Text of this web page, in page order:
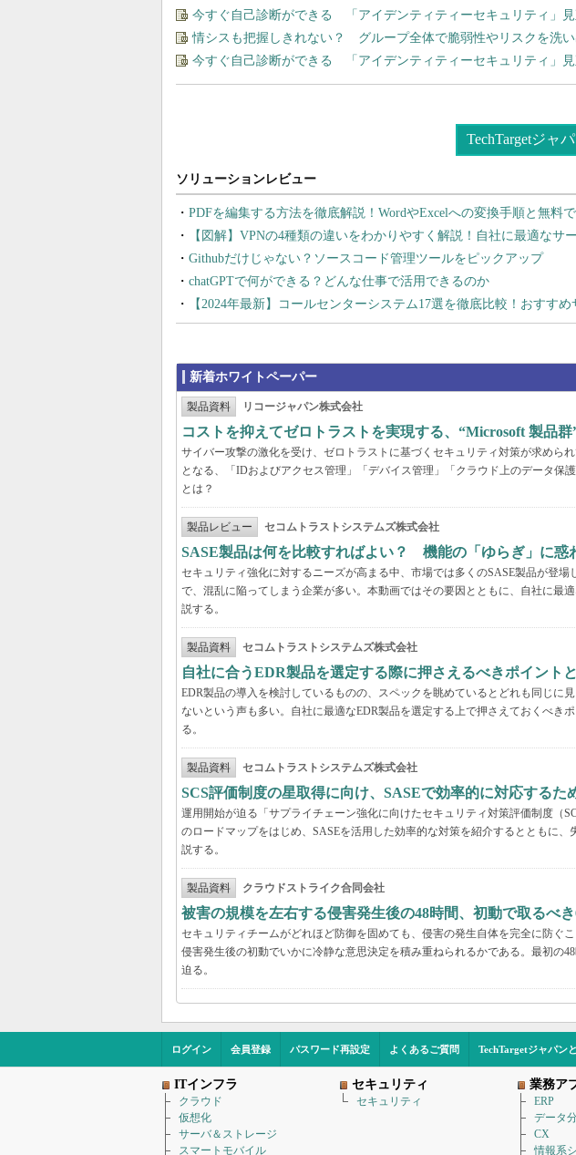
今すぐ自己診断ができる 「アイデンティティーセキュリティ」見
情シスも把握しきれない？ グループ全体で脆弱性やリスクを洗
今すぐ自己診断ができる 「アイデンティティーセキュリティ」見
TechTargetジャ
PDFを編集する方法を徹底解説！WordやExcelへの変換手順と無料
【図解】VPNの4種類の違いをわかりやすく解説！自社に最適なサ
Githubだけじゃない？ソースコード管理ツールをピックアップ
chatGPTで何ができる？どんな仕事で活用できるのか
【2024年最新】コールセンターシステム17選を徹底比較！おすす
新着ホワイトペーパー
製品資料 リコージャパン株式会社
コストを抑えてゼロトラストを実現する、“Microsoft 製品
サイバー攻撃の激化を受け、ゼロトラストに基づくセキュリティ対策が求めら
となる、「IDおよびアクセス管理」「デバイス管理」「クラウド上のデータ保
とは？
製品レビュー セコムトラストシステムズ株式会社
SASE製品は何を比較すればよい？ 機能の「ゆらぎ」に惑
セキュリティ強化に対するニーズが高まる中、市場では多くのSASE製品が登
で、混乱に陥ってしまう企業が多い。本動画ではその要因とともに、自社に最
説する。
製品資料 セコムトラストシステムズ株式会社
自社に合うEDR製品を選定する際に押さえるべきポイント
EDR製品の導入を検討しているものの、スペックを眺めているとどれも同じに
ないという声も多い。自社に最適なEDR製品を選定する上で押さえておくべき
る。
製品資料 セコムトラストシステムズ株式会社
SCS評価制度の星取得に向け、SASEで効率的に対応するた
運用開始が迫る「サプライチェーン強化に向けたセキュリティ対策評価制度（
のロードマップをはじめ、SASEを活用した効率的な対策を紹介するとともに、
説する。
製品資料 クラウドストライク合同会社
被害の規模を左右する侵害発生後の48時間、初動で取るべ
セキュリティチームがどれほど防御を固めても、侵害の発生自体を完全に防ぐ
侵害発生後の初動でいかに冷静な意思決定を積み重ねられるかである。最初の
迫る。
ログイン 会員登録 パスワード再設定 よくあるご質問 TechTargetジャパン
ITインフラ
クラウド
仮想化
サーバ＆ストレージ
スマートモバイル
セキュリティ
セキュリティ
業務ア
ERP
データ
CX
情報系